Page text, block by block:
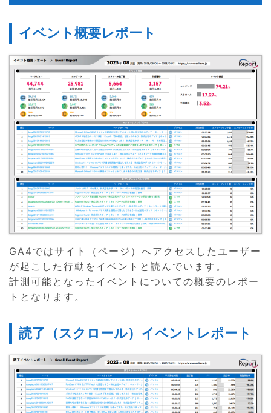
イベント概要レポート
GA4ではサイト（ページ）へアクセスしたユーザー
が起こした行動をイベントと読んでいます。
計測可能となったイベントについての概要のレポー
トとなります。
読了（スクロール）イベントレポート